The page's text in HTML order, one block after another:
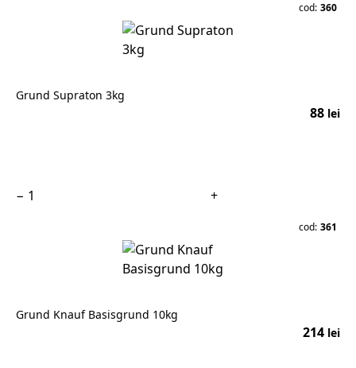
cod: 360
Grund Supraton 3kg
88 lei
− +
cod: 361
Grund Knauf Basisgrund 10kg
214 lei